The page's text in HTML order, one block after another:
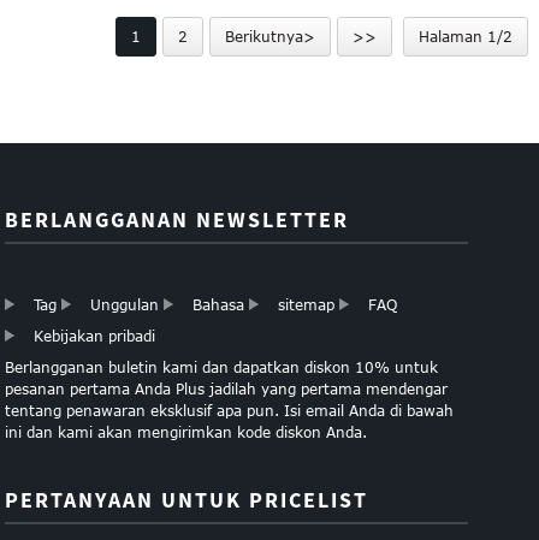
1 2 Berikutnya> >> Halaman 1/2
BERLANGGANAN NEWSLETTER
Tag Unggulan Bahasa sitemap
FAQ
Kebijakan pribadi
Berlangganan buletin kami dan dapatkan diskon 10% untuk
pesanan pertama Anda Plus jadilah yang pertama mendengar
tentang penawaran eksklusif apa pun. Isi email Anda di bawah
ini dan kami akan mengirimkan kode diskon Anda.
PERTANYAAN UNTUK PRICELIST